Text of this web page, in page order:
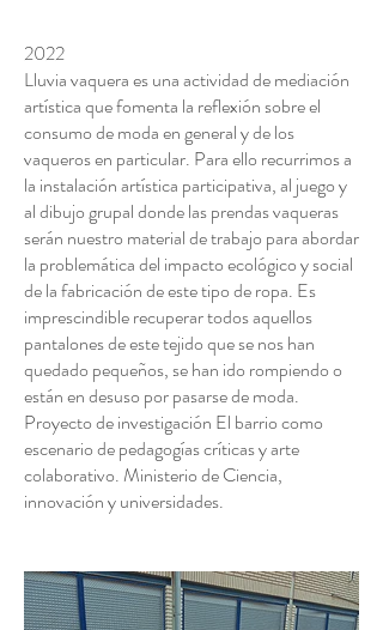
2022
Lluvia vaquera es una actividad de mediación
artística que fomenta la reflexión sobre el
consumo de moda en general y de los
vaqueros en particular. Para ello recurrimos a
la instalación artística participativa, al juego y
al dibujo grupal donde las prendas vaqueras
serán nuestro material de trabajo para abordar
la problemática del impacto ecológico y social
de la fabricación de este tipo de ropa. Es
imprescindible recuperar todos aquellos
pantalones de este tejido que se nos han
quedado pequeños, se han ido rompiendo o
están en desuso por pasarse de moda.
Proyecto de investigación El barrio como
escenario de pedagogías críticas y arte
colaborativo. Ministerio de Ciencia,
innovación y universidades.